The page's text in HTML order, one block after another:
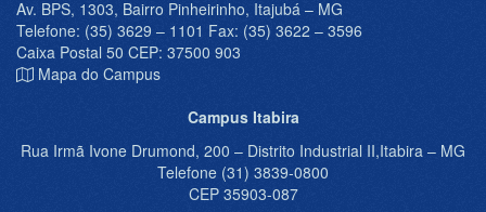
Av. BPS, 1303, Bairro Pinheirinho, Itajubá – MG
Telefone: (35) 3629 – 1101 Fax: (35) 3622 – 3596
Caixa Postal 50 CEP: 37500 903
Mapa do Campus
Campus Itabira
Rua Irmã Ivone Drumond, 200 – Distrito Industrial II,Itabira – MG
Telefone (31) 3839-0800
CEP 35903-087